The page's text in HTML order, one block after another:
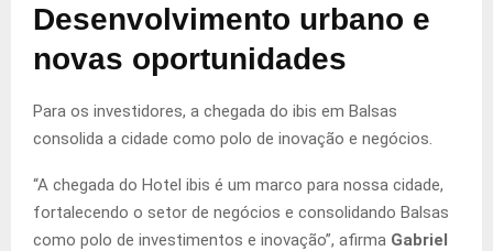
Desenvolvimento urbano e
novas oportunidades
Para os investidores, a chegada do ibis em Balsas
consolida a cidade como polo de inovação e negócios.
“A chegada do Hotel ibis é um marco para nossa cidade,
fortalecendo o setor de negócios e consolidando Balsas
como polo de investimentos e inovação”, afirma Gabriel